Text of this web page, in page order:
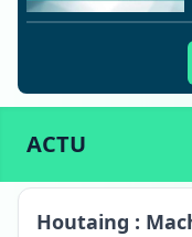
ACTU
Houtaing :